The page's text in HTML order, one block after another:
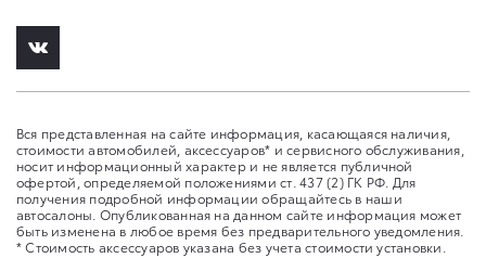
Вся представленная на сайте информация, касающаяся наличия,
стоимости автомобилей, аксессуаров* и сервисного обслуживания,
носит информационный характер и не является публичной
офертой, определяемой положениями ст. 437 (2) ГК РФ. Для
получения подробной информации обращайтесь в наши
автосалоны. Опубликованная на данном сайте информация может
быть изменена в любое время без предварительного уведомления.
* Стоимость аксессуаров указана без учета стоимости установки.